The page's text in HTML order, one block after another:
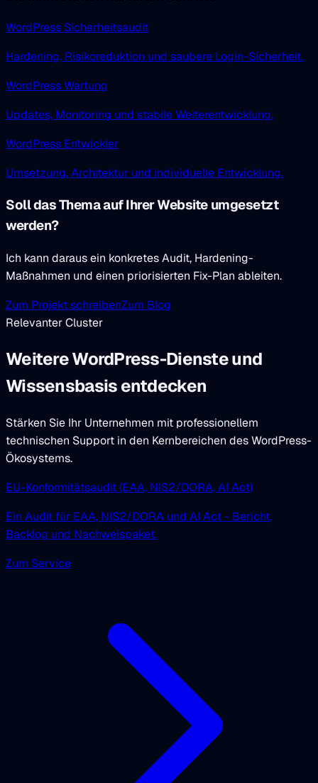
WordPress Sicherheitsaudit
Hardening, Risikoreduktion und saubere Login-Sicherheit.
WordPress Wartung
Updates, Monitoring und stabile Weiterentwicklung.
WordPress Entwickler
Umsetzung, Architektur und individuelle Entwicklung.
Soll das Thema auf Ihrer Website umgesetzt
werden?
Ich kann daraus ein konkretes Audit, Hardening-
Maßnahmen und einen priorisierten Fix-Plan ableiten.
Zum Projekt schreibenZum Blog
Relevanter Cluster
Weitere WordPress-Dienste und
Wissensbasis entdecken
Stärken Sie Ihr Unternehmen mit professionellem
technischen Support in den Kernbereichen des WordPress-
Ökosystems.
EU-Konformitätsaudit (EAA, NIS2/DORA, AI Act)
Ein Audit für EAA, NIS2/DORA und AI Act - Bericht,
Backlog und Nachweispaket.
Zum Service